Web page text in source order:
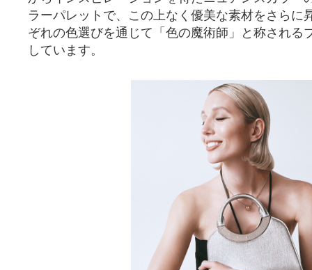
ラーパレットで、この上なく優美な素材をさらに
ぞれの色選びを通じて「色の魔術師」と称される
しています。